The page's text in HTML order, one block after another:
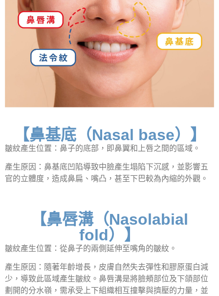
【鼻基底（Nasal base）】
皺紋產生位置：鼻子的底部，即鼻翼和上唇之間的區域。
產生原因：鼻基底凹陷導致中臉產生塌陷下沉感，並影響五
官的立體度，造成鼻扁、嘴凸，甚至下巴較為內縮的外觀。
【鼻唇溝（Nasolabial
fold）】
皺紋產生位置：從鼻子的兩側延伸至嘴角的皺紋。
產生原因：隨著年齡增長，皮膚自然失去彈性和膠原蛋白減
少，導致此區域產生皺紋。鼻唇溝是將臉頰部位及下頜部位
劃開的分水嶺，需承受上下組織相互撞擊與擠壓的力量，並